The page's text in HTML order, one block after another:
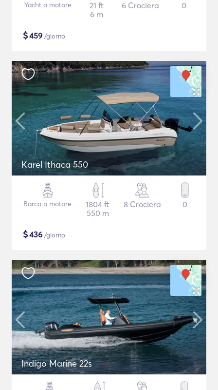
Yacht a motore
21 ft
6 m
6 Crociera 0
$459 /giorno
Karel Ithaca 550
Barca a motore
1804 ft
550 m
8 Crociera 0
$436 /giorno
Indigo Marine 22s